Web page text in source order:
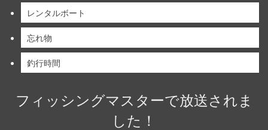
レンタルボート
忘れ物
釣行時間
フィッシングマスターで放送されま
した！